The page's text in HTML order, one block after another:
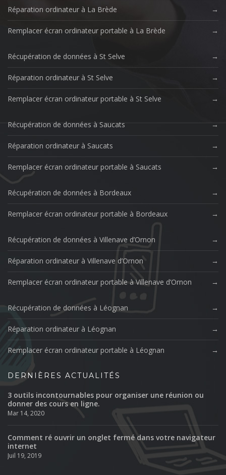
Réparation ordinateur à La Brède
Remplacer écran ordinateur portable à La Brède
Récupération de données à St Selve
Réparation ordinateur à St Selve
Remplacer écran ordinateur portable à St Selve
Récupération de données à Saucats
Réparation ordinateur à Saucats
Remplacer écran ordinateur portable à Saucats
Récupération de données à Bordeaux
Remplacer écran ordinateur portable à Bordeaux
Récupération de données à Villenave d’Ornon
Réparation ordinateur à Villenave d’Ornon
Remplacer écran ordinateur portable à Villenave d’Ornon
Récupération de données à Léognan
Réparation ordinateur à Léognan
Remplacer écran ordinateur portable à Léognan
DERNIÈRES ACTUALITÉS
3 outils incontournables pour organiser une réunion ou
donner des cours en ligne.
Mar 14, 2020
Comment ré ouvrir un onglet fermé dans votre navigateur
internet
Juil 19, 2019